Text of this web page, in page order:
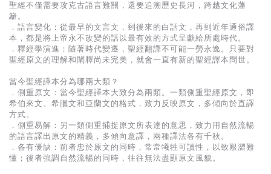
聖經不僅需要攻克古語言難關，還要追溯歷史長河，跨越文化藩
籬。
．語言變化：從最早的文言文，到後來的白話文，再到近年通俗譯
本，都是將上帝永不改變的話以最有效的方式呈獻給所處時代。
．釋經學演進：隨著時代變遷，聖經翻譯不可能一勞永逸。只要對
聖經原文的理解和闡釋尚未完美，就會一直有新的聖經譯本問世。
當今聖經譯本分為哪兩大類？
．側重原文：當今聖經譯本大致分為兩類。一類側重聖經原文，即
希伯來文、希臘文和亞蘭文的格式，致力反映原文，多傾向於直譯
方式。
．側重易解：另一類側重捕捉原文所表達的意思，致力用自然流暢
的語言譯出原文的精義，多傾向意譯，兩種譯法各有千秋。
．各有優缺：前者忠於原文的同時，常常犧牲可讀性，以致艱澀難
懂；後者強調自然流暢的同時，往往無法盡顯原文風貌。